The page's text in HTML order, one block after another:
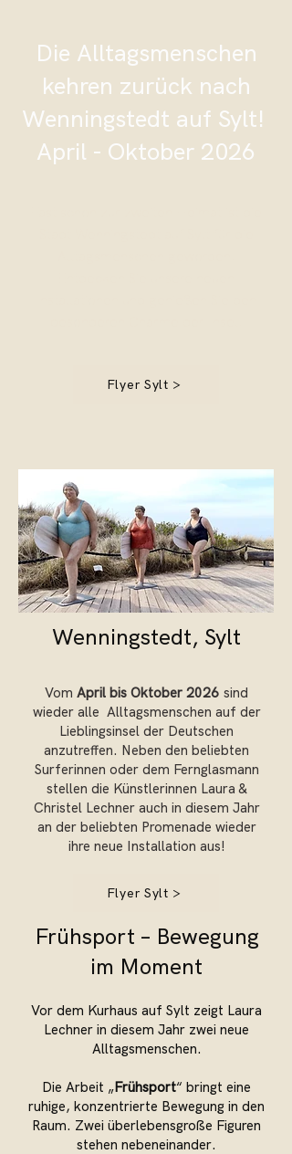
Die Alltagsmenschen
kehren zurück nach
Wenningstedt auf Sylt!
April - Oktober 2026
Flyer Sylt >
Wenningstedt, Sylt
Vom April bis Oktober 2026 sind
wieder alle Alltagsmenschen auf der
Lieblingsinsel der Deutschen
anzutreffen. Neben den beliebten
Surferinnen oder dem Fernglasmann
stellen die Künstlerinnen Laura &
Christel Lechner auch in diesem Jahr
an der beliebten Promenade wieder
ihre neue Installation aus!
Flyer Sylt >
Frühsport – Bewegung
im Moment
Vor dem Kurhaus auf Sylt zeigt Laura
Lechner in diesem Jahr zwei neue
Alltagsmenschen.
Die Arbeit „Frühsport“ bringt eine
ruhige, konzentrierte Bewegung in den
Raum. Zwei überlebensgroße Figuren
stehen nebeneinander.